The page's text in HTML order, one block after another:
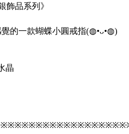
飾品系列》
的一款蝴蝶小圓戒指(◍•ᴗ•◍)
晶